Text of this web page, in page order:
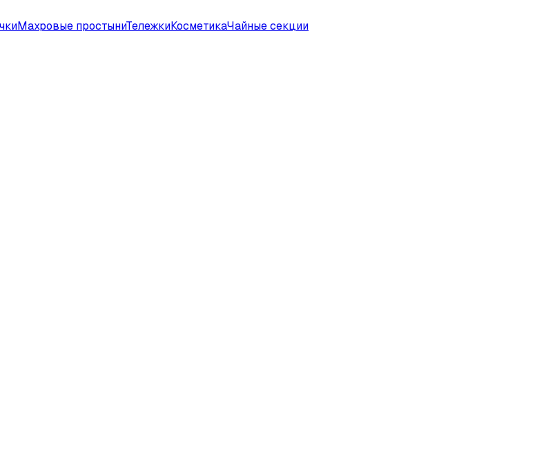
Махровые простыниТележкиКосметикаЧайные секции